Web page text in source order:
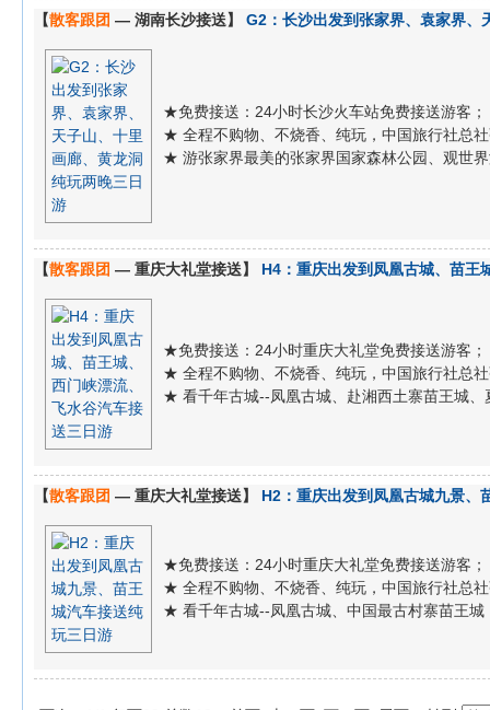
【散客跟团 — 湖南长沙接送】 G2：长沙出发到张家界、袁家界、
★免费接送：24小时长沙火车站免费接送游客；
★ 全程不购物、不烧香、纯玩，中国旅行社总
★ 游张家界最美的张家界国家森林公园、观世
【散客跟团 — 重庆大礼堂接送】 H4：重庆出发到凤凰古城、苗王
★免费接送：24小时重庆大礼堂免费接送游客；
★ 全程不购物、不烧香、纯玩，中国旅行社总
★ 看千年古城--凤凰古城、赴湘西土寨苗王城、
【散客跟团 — 重庆大礼堂接送】 H2：重庆出发到凤凰古城九景、
★免费接送：24小时重庆大礼堂免费接送游客；
★ 全程不购物、不烧香、纯玩，中国旅行社总
★ 看千年古城--凤凰古城、中国最古村寨苗王城